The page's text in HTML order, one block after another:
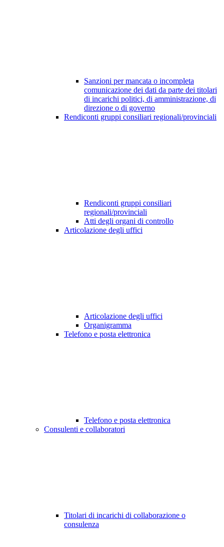
Sanzioni per mancata o incompleta
comunicazione dei dati da parte dei titolari
di incarichi politici, di amministrazione, di
direzione o di governo
Rendiconti gruppi consiliari regionali/provinciali
Rendiconti gruppi consiliari
regionali/provinciali
Atti degli organi di controllo
Articolazione degli uffici
Articolazione degli uffici
Organigramma
Telefono e posta elettronica
Telefono e posta elettronica
Consulenti e collaboratori
Titolari di incarichi di collaborazione o
consulenza